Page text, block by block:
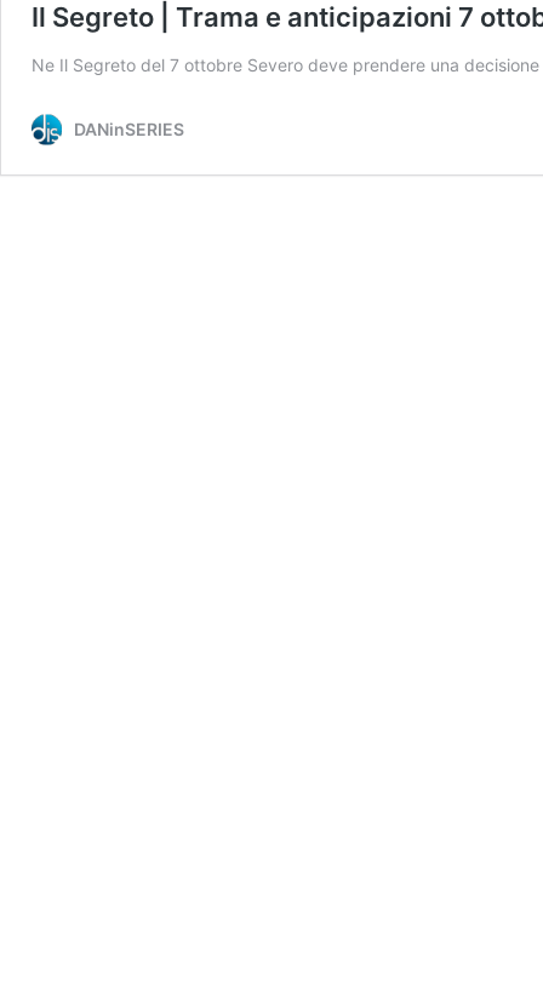
Il Segreto | Trama e anticipazioni 7
Ne Il Segreto del 7 ottobre Severo deve prendere una
DANinSERIES